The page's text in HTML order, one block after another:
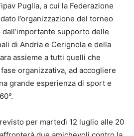
Puglia, a cui la Federazione
l’organizzazione del torneo
supporto delle
di Andria e Cerignola e della
assieme a tutti quelli che
organizzativa, ad accogliere
grande esperienza di sport e
per martedì 12 luglio alle 20